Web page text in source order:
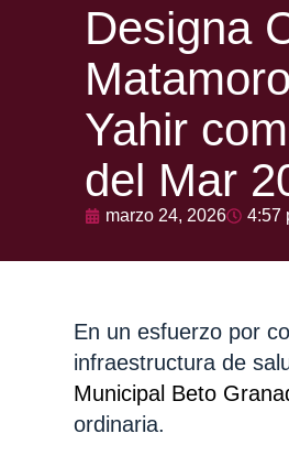
Designa
Yahir
del Mar
marzo 24, 2026 4:57
En un esfuerzo por
infraestructura de
Municipal Beto
ordinaria.